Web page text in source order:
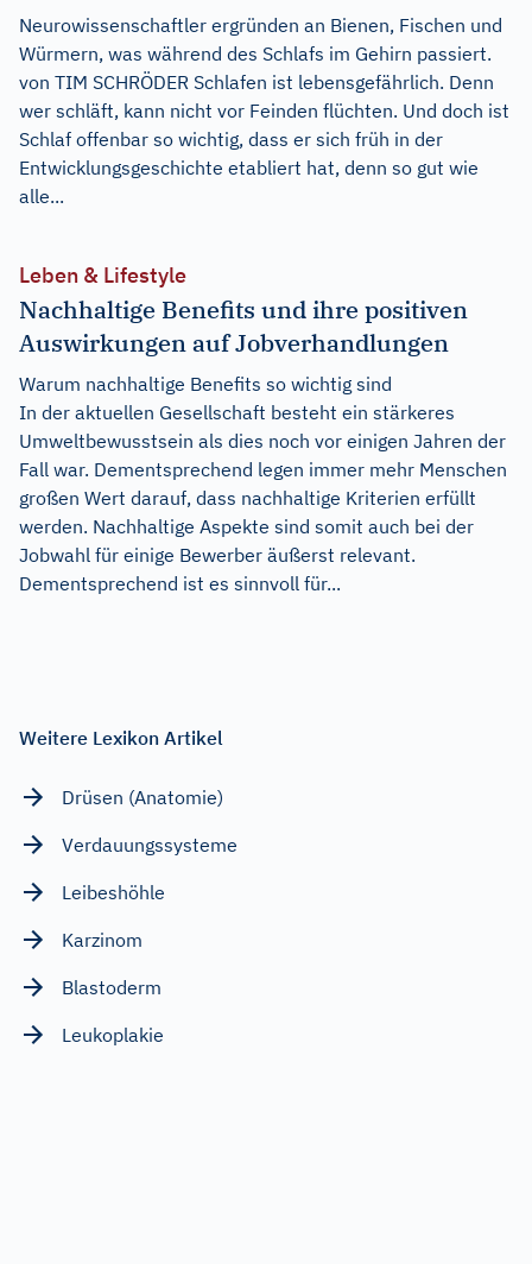
Neurowissenschaftler ergründen an Bienen, Fischen und
Würmern, was während des Schlafs im Gehirn passiert.
von TIM SCHRÖDER Schlafen ist lebensgefährlich. Denn
wer schläft, kann nicht vor Feinden flüchten. Und doch ist
Schlaf offenbar so wichtig, dass er sich früh in der
Entwicklungsgeschichte etabliert hat, denn so gut wie
alle...
Leben & Lifestyle
Nachhaltige Benefits und ihre positiven
Auswirkungen auf Jobverhandlungen
Warum nachhaltige Benefits so wichtig sind
In der aktuellen Gesellschaft besteht ein stärkeres
Umweltbewusstsein als dies noch vor einigen Jahren der
Fall war. Dementsprechend legen immer mehr Menschen
großen Wert darauf, dass nachhaltige Kriterien erfüllt
werden. Nachhaltige Aspekte sind somit auch bei der
Jobwahl für einige Bewerber äußerst relevant.
Dementsprechend ist es sinnvoll für...
Weitere Lexikon Artikel
Drüsen (Anatomie)
Verdauungssysteme
Leibeshöhle
Karzinom
Blastoderm
Leukoplakie